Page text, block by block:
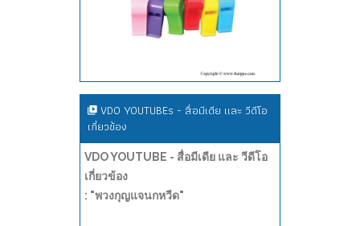
VDO YOUTUBEs - สื่อมีเดีย และ วีดีโอ
เกี่ยวข้อง
VDO YOUTUBE - สื่อมีเดีย และ วีดีโอ
เกี่ยวข้อง
: "พวงกุญแจนกหวีด"